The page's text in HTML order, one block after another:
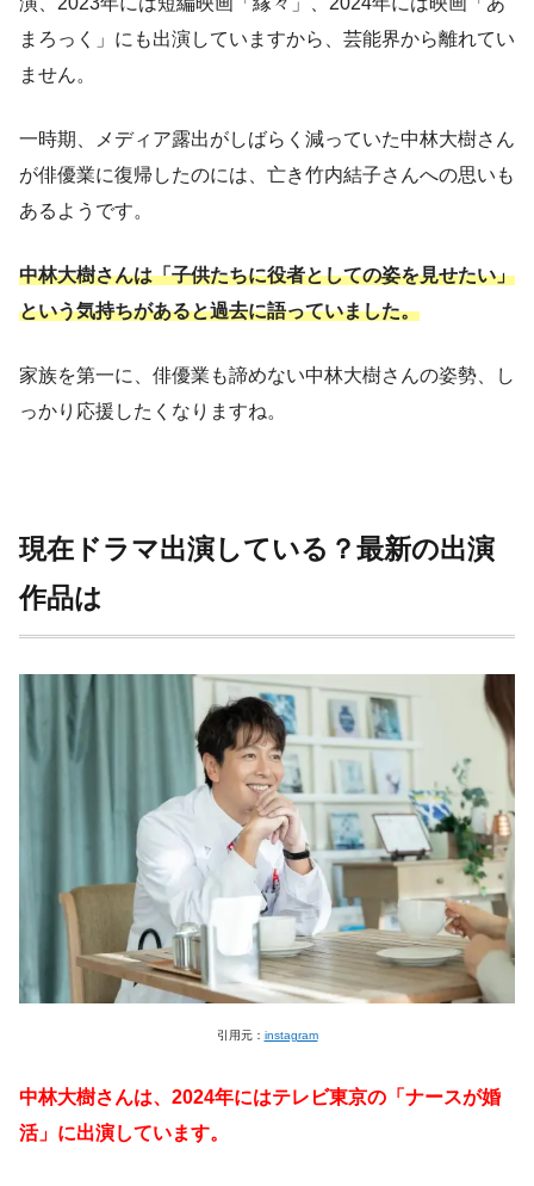
まろっく」にも出演していますから、芸能界から離れてい
ません。
一時期、メディア露出がしばらく減っていた中林大樹さん
が俳優業に復帰したのには、亡き竹内結子さんへの思いも
あるようです。
中林大樹さんは「子供たちに役者としての姿を見せたい」
という気持ちがあると過去に語っていました。
家族を第一に、俳優業も諦めない中林大樹さんの姿勢、し
っかり応援したくなりますね。
現在ドラマ出演している？最新の出演
作品は
引用元： instagram
中林大樹さんは、2024年にはテレビ東京の「ナースが婚
活」に出演しています。